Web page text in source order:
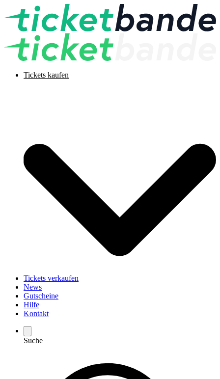
Tickets kaufen
Tickets verkaufen
News
Gutscheine
Hilfe
Kontakt
Suche